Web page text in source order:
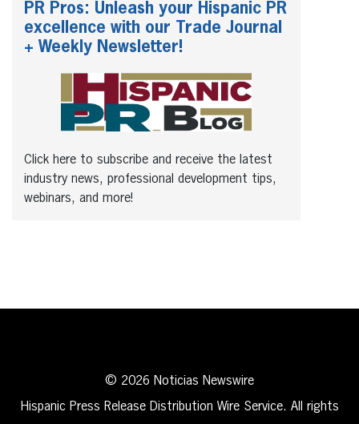
PR Pros: Unleash your Hispanic PR
excellence with our Trade Journal
+ Weekly Newsletter!
Click here to subscribe and receive the latest
industry news, professional development tips,
webinars, and more!
© 2026 Noticias Newswire
Hispanic Press Release Distribution Wire Service. All rights